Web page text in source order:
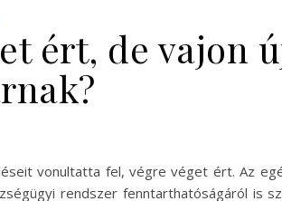
ért, de vajon
vonultatta fel, végre véget ért. Az
rendszer fenntarthatóságáról is